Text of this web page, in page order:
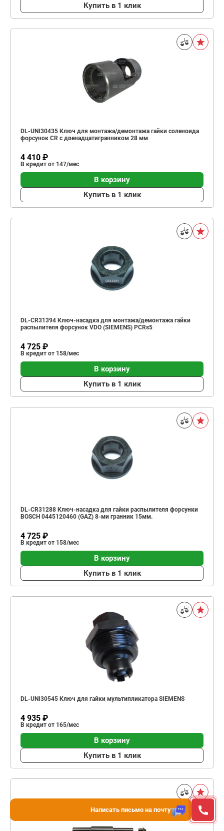
Купить в 1 клик
DL-UNI30435 Ключ для монтажа/демонтажа гайки соленоида
форсунок CR с двенадцатигранником 28 мм
4 410 ₽
В кредит от 147/мес
В корзину
Купить в 1 клик
DL-CR31394 Ключ-насадка для монтажа/демонтажа гайки
распылителя форсунок VDO (SIEMENS) PCRs5
4 725 ₽
В кредит от 158/мес
В корзину
Купить в 1 клик
DL-CR31288 Ключ-насадка для гайки распылителя форсунки
BOSCH 0445120460 (GAZ) 8-ми гранник 15мм.
4 725 ₽
В кредит от 158/мес
В корзину
Купить в 1 клик
DL-UNI30545 Ключ для гайки мультипликатора SIEMENS
4 935 ₽
В кредит от 165/мес
В корзину
Купить в 1 клик
Написать письмо на почту